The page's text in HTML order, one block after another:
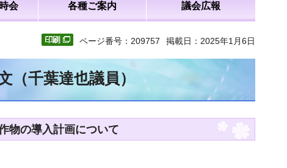
会 各種ご案内 議会広報
ページ番号：209757 掲載日：2025年1月6日
（千葉達也議員）
物の導入計画について